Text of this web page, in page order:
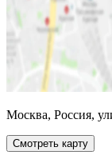
Москва, Россия,
Смотреть карту